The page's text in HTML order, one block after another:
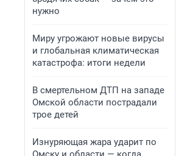
нужно
Миру угрожают новые вирусы
и глобальная климатическая
катастрофа: итоги недели
В смертельном ДТП на западе
Омской области пострадали
трое детей
Изнуряющая жара ударит по